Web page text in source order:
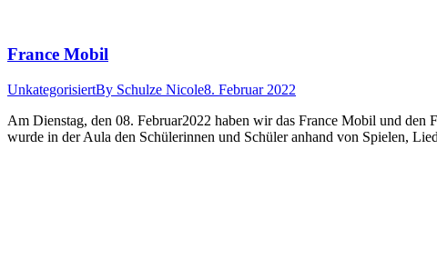
France Mobil
UnkategorisiertBy Schulze Nicole8. Februar 2022
Am Dienstag, den 08. Februar2022 haben wir das France Mobil und den
wurde in der Aula den Schülerinnen und Schüler anhand von Spielen,